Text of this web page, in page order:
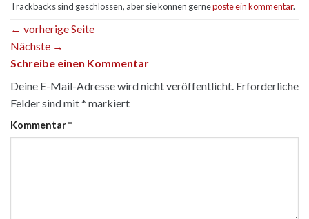
Trackbacks sind geschlossen, aber sie können gerneposte ein kommentar.
← vorherige Seite
Nächste →
Schreibe einen Kommentar
Deine E-Mail-Adresse wird nicht veröffentlicht. Erforderliche
Felder sind mit* markiert
Kommentar*